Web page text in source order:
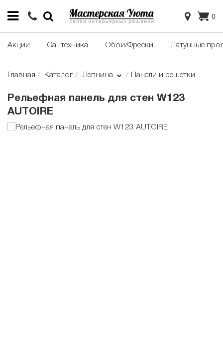
0
Акции Сантехника Обои/Фрески Латунные
Главная Каталог Лепнина Панели и решетки
Рельефная панель для стен W123
AUTOIRE